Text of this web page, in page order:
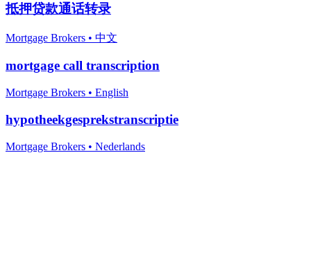
抵押贷款通话转录
Mortgage Brokers • 中文
mortgage call transcription
Mortgage Brokers • English
hypotheekgesprekstranscriptie
Mortgage Brokers • Nederlands